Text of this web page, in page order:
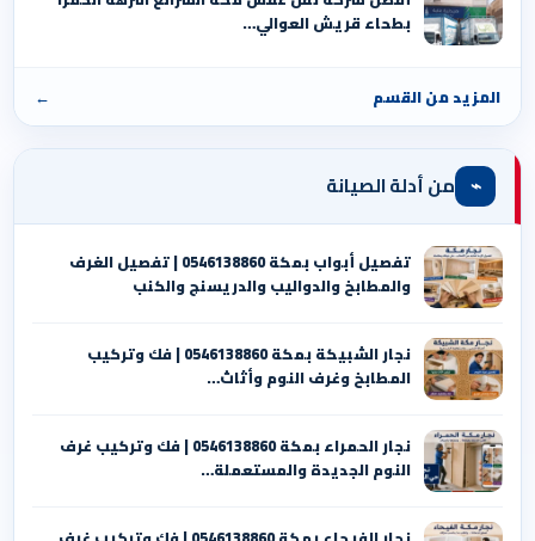
بطحاء قريش العوالي…
المزيد من القسم ←
⌁ من أدلة الصيانة
تفصيل أبواب بمكة 0546138860 | تفصيل الغرف
والمطابخ والدواليب والدريسنج والكنب
نجار الشبيكة بمكة 0546138860⁩ | فك وتركيب
المطابخ وغرف النوم وأثاث…
نجار الحمراء بمكة 0546138860⁩ | فك وتركيب غرف
النوم الجديدة والمستعملة…